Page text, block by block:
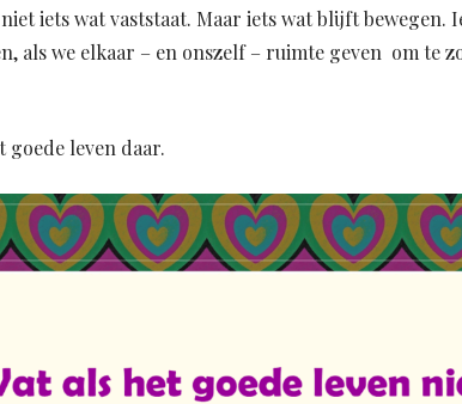
iets wat vaststaat. Maar iets wat blijft bewegen.
als we elkaar – en onszelf – ruimte geven om te
goede leven daar.